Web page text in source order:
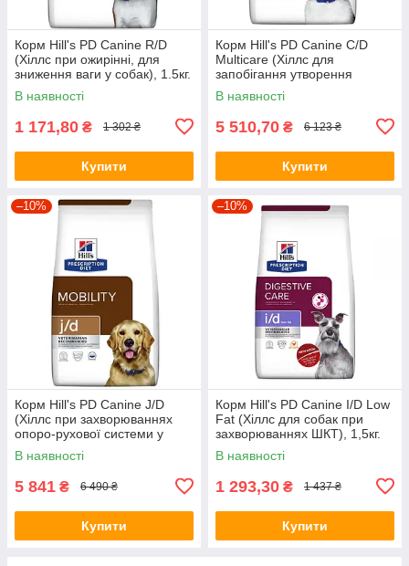
Корм Hill's PD Canine R/D
(Хіллс при ожирінні, для
зниження ваги у собак), 1.5кг.
В наявності
1 171,80 ₴ 1 302 ₴
Купити
Корм Hill's PD Canine С/D
Multicare (Хіллс для
запобігання утворення
струвітів), 12кг.
В наявності
5 510,70 ₴ 6 123 ₴
Купити
–10%
Корм Hill's PD Canine J/D
(Хіллс при захворюваннях
опоро-рухової системи у
собак), 12кг.
В наявності
5 841 ₴ 6 490 ₴
Купити
–10%
Корм Hill's PD Canine I/D Low
Fat (Хiллс для собак при
захворюваннях ШКТ), 1,5кг.
В наявності
1 293,30 ₴ 1 437 ₴
Купити